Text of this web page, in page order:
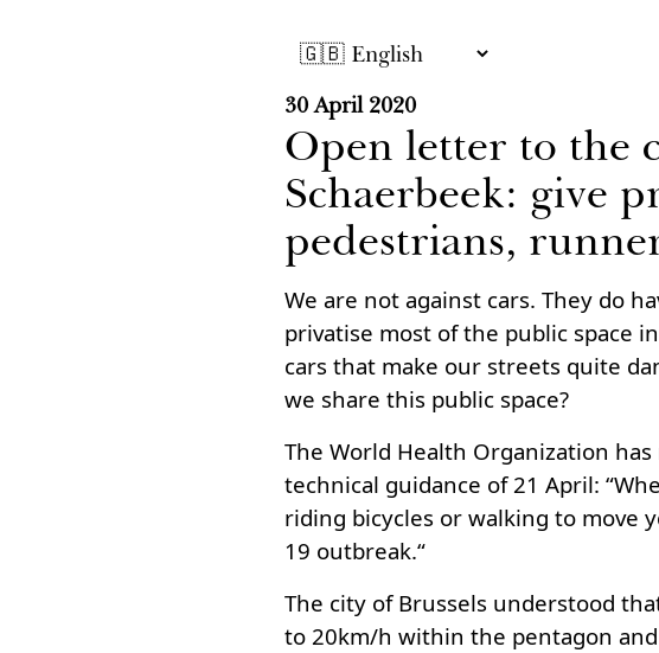
30 April 2020
Open letter to the
Schaerbeek: give
pedestrians,
We are not against cars. They do
privatise most of the public space
cars that make our streets quite
we share this public space?
The World Health Organization
technical guidance of 21 April:
riding bicycles or walking to move
19 outbreak.“
The city of Brussels understood
to 20km/h within the pentagon